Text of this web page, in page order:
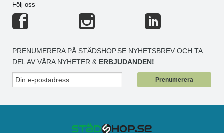
Följ oss
PRENUMERERA PÅ STÄDSHOP.SE NYHETSBREV OCH TA
DEL AV VÅRA NYHETER & ERBJUDANDEN!
Prenumerera